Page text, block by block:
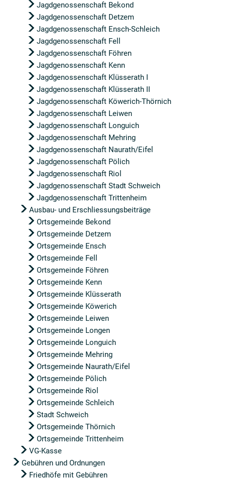
Jagdgenossenschaft Bekond
Jagdgenossenschaft Detzem
Jagdgenossenschaft Ensch-Schleich
Jagdgenossenschaft Fell
Jagdgenossenschaft Föhren
Jagdgenossenschaft Kenn
Jagdgenossenschaft Klüsserath I
Jagdgenossenschaft Klüsserath II
Jagdgenossenschaft Köwerich-Thörnich
Jagdgenossenschaft Leiwen
Jagdgenossenschaft Longuich
Jagdgenossenschaft Mehring
Jagdgenossenschaft Naurath/Eifel
Jagdgenossenschaft Pölich
Jagdgenossenschaft Riol
Jagdgenossenschaft Stadt Schweich
Jagdgenossenschaft Trittenheim
Ausbau- und Erschliessungsbeiträge
Ortsgemeinde Bekond
Ortsgemeinde Detzem
Ortsgemeinde Ensch
Ortsgemeinde Fell
Ortsgemeinde Föhren
Ortsgemeinde Kenn
Ortsgemeinde Klüsserath
Ortsgemeinde Köwerich
Ortsgemeinde Leiwen
Ortsgemeinde Longen
Ortsgemeinde Longuich
Ortsgemeinde Mehring
Ortsgemeinde Naurath/Eifel
Ortsgemeinde Pölich
Ortsgemeinde Riol
Ortsgemeinde Schleich
Stadt Schweich
Ortsgemeinde Thörnich
Ortsgemeinde Trittenheim
VG-Kasse
Gebühren und Ordnungen
Friedhöfe mit Gebühren